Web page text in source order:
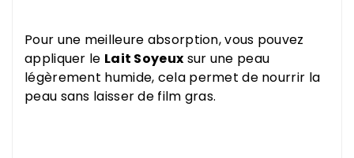
Pour une meilleure absorption, vous pouvez
appliquer le Lait Soyeux sur une peau
légèrement humide, cela permet de nourrir la
peau sans laisser de film gras.